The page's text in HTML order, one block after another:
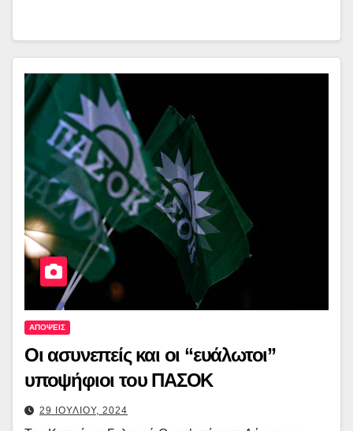
ΑΠΟΨΕΙΣ
Οι ασυνεπείς και οι “ευάλωτοι”
υποψήφιοι του ΠΑΣΟΚ
29 ΙΟΥΛΙΟΥ, 2024